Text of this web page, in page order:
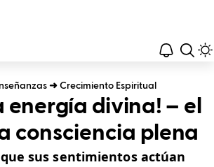
➜ Crecimiento Espiritual
energía divina! – el
consciencia plena
sus sentimientos actúan